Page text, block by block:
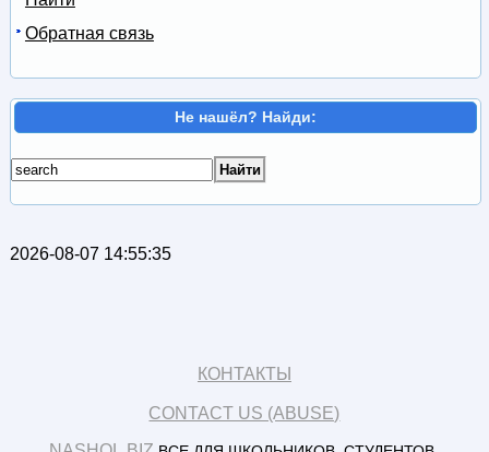
Обратная связь
Не нашёл? Найди:
2026-08-07 14:55:35
КОНТАКТЫ
CONTACT US (ABUSE)